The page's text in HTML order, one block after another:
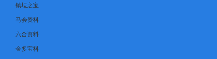
镇坛之宝
马会资料
六合资料
金多宝料